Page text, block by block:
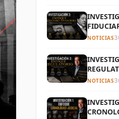
NOTICIAS
NOTICIAS